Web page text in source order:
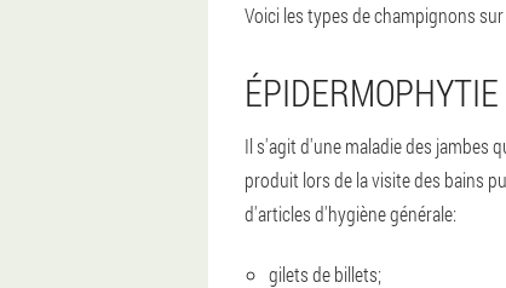
Voici les types de champignons
ÉPIDERMOPHYTIE
Il s'agit d'une maladie des jambes
produit lors de la visite des bains
d'articles d'hygiène générale:
gilets de billets;